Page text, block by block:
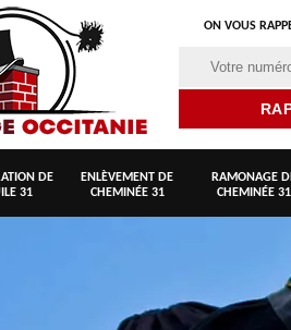
ON VOUS
DE
31
ENLÈVEMENT DE
CHEMINÉE 31
RAMONAGE
CHEMINÉE 31